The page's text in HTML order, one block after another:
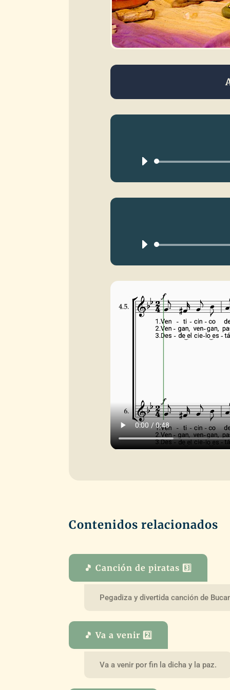
Contenidos relacionados
🎵 Canción de piratas 3️⃣
Pegadiza y divertida canción de
🎵 Va a venir 2️⃣
Va a venir por fin la dicha y la paz.